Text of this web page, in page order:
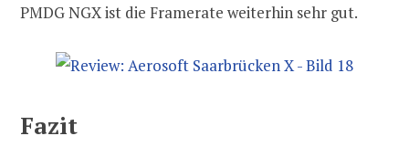
PMDG NGX ist die Framerate weiterhin sehr gut.
Fazit